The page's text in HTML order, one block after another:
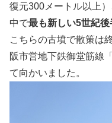
復元300メートル以上
中で最も新しい5世紀後
こちらの古墳で散策は
阪市営地下鉄御堂筋線
て向かいました。